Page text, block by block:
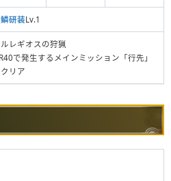
研装Lv.1
レギオスの狩猟
で発生するメインミッション「行先」
リア